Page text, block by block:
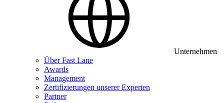
Unternehmen
Über Fast Lane
Awards
Management
Zertifizierungen unserer Experten
Partner